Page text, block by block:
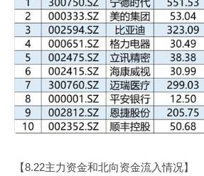
【8.22主力资金和北向资金流入情况】